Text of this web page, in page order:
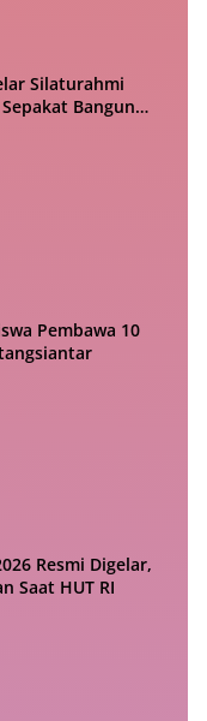
Silaturahmi
Bangun
Pembawa 10
Resmi Digelar,
Saat HUT RI